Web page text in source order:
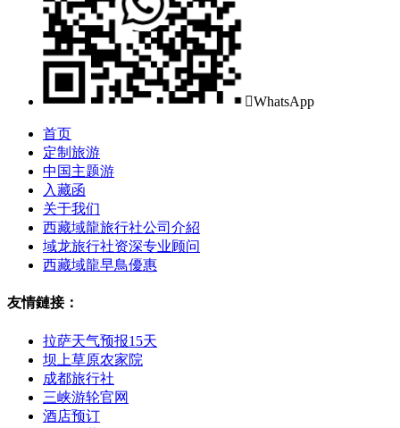
WhatsApp
首页
定制旅游
中国主题游
入藏函
关于我们
西藏域龍旅行社公司介紹
域龙旅行社资深专业顾问
西藏域龍早鳥優惠
友情鏈接：
拉萨天气预报15天
坝上草原农家院
成都旅行社
三峡游轮官网
酒店预订